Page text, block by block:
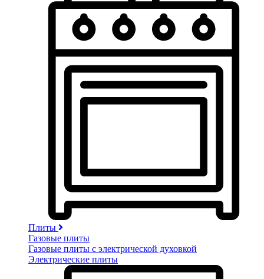
Плиты
Газовые плиты
Газовые плиты с электрической духовкой
Электрические плиты